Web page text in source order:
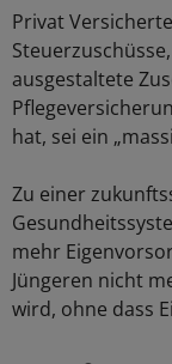
Privat
ausgestaltete
hat, sei ein
Zu einer
mehr
Jüngeren nicht
wird, ohne dass